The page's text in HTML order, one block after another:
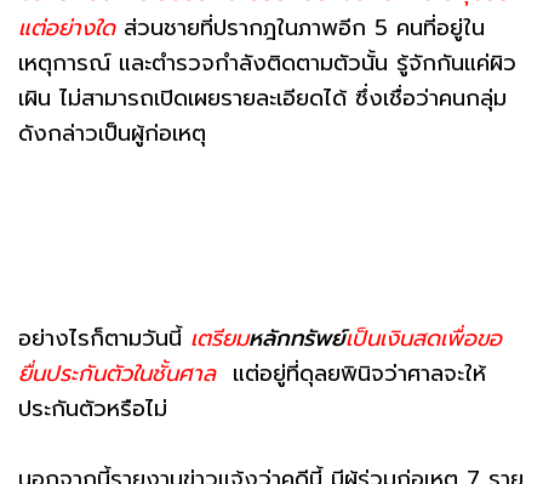
แต่อย่างใด ส่วนชายที่ปรากฎในภาพอีก 5 คนที่อยู่ใน
เหตุการณ์ และตำรวจกำลังติดตามตัวนั้น รู้จักกันแค่ผิว
เผิน ไม่สามารถเปิดเผยรายละเอียดได้ ซึ่งเชื่อว่าคนกลุ่ม
ดังกล่าวเป็นผู้ก่อเหตุ
อย่างไรก็ตามวันนี้ เตรียมหลักทรัพย์เป็นเงินสดเพื่อขอ
ยื่นประกันตัวในชั้นศาล แต่อยู่ที่ดุลยพินิจว่าศาลจะให้
ประกันตัวหรือไม่